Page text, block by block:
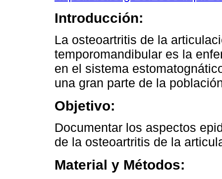
Introducción:
La osteoartritis de la
temporomandibular es la
en el sistema
una gran parte de la
Objetivo:
Documentar los aspectos
de la osteoartritis de la
Material y Métodos: